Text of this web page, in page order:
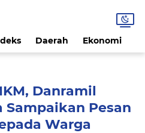
Daerah Ekonomi
Danramil
Sampaikan Pesan
Warga